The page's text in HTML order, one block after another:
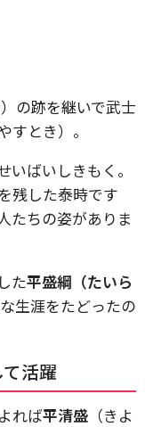
の跡を継いで武士
やすとき）。
ばいしきもく。
残した泰時です
たちの姿がありま
た平盛綱（たいら
生涯をたどったの
活躍
れば平清盛 （きよ